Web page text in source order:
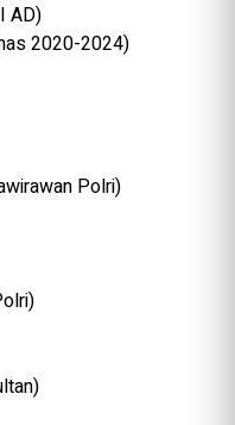
AD)
2020-2024)
Polri)